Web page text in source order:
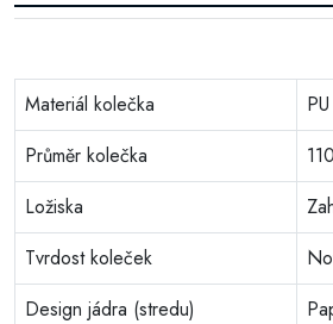
Materiál kolečka
PU
Průměr kolečka
Ložiska
Tvrdost koleček
Design jádra (stredu)